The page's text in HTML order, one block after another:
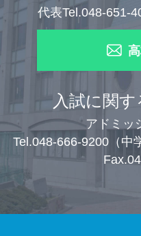
代表Tel.048-651-
入試に関
アドミッ
Tel.048-666-9200（中